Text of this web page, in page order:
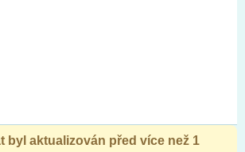
byl aktualizován před více než 1